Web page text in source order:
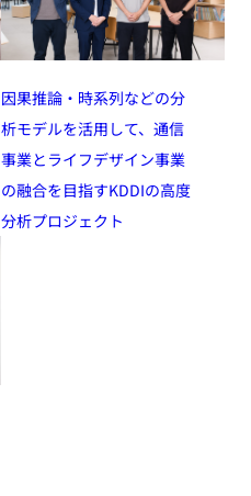
因果推論・時系列などの分
析モデルを活用して、通信
事業とライフデザイン事業
の融合を目指すKDDIの高度
分析プロジェクト